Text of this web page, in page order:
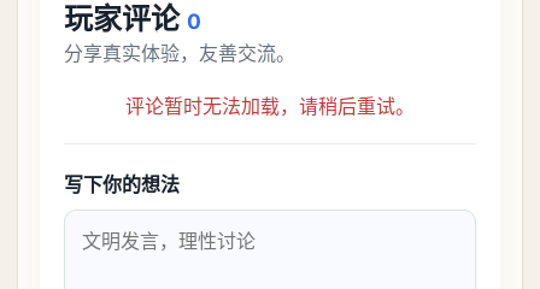
玩家评论 0
分享真实体验，友善交流。
评论暂时无法加载，请稍后重试。
写下你的想法